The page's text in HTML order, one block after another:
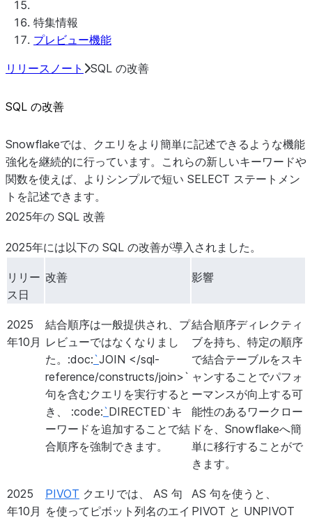
SDK
Native SDK
Connector
特集情報
プレビュー機能
リリースノート SQL の改善
SQL の改善
Snowflakeでは、クエリをより簡単に記述できるような機能
強化を継続的に行っています。これらの新しいキーワードや
関数を使えば、よりシンプルで短い SELECT ステートメン
トを記述できます。
2025年の SQL 改善
2025年には以下の SQL の改善が導入されました。
リリー
ス日
改善 影響
2025
年10月
結合順序は一般提供され、プ
レビューではなくなりまし
た。:doc:`JOIN </sql-
reference/constructs/join>`
句を含むクエリを実行すると
き、 :code:`DIRECTED`キ
ーワードを追加することで結
合順序を強制できます。
結合順序ディレクティ
ブを持ち、特定の順序
で結合テーブルをスキ
ャンすることでパフォ
ーマンスが向上する可
能性のあるワークロー
ドを、Snowflakeへ簡
単に移行することがで
きます。
2025
年10月
PIVOT クエリでは、 AS 句
を使ってピボット列名のエイ
AS 句を使うと、
PIVOT と UNPIVOT